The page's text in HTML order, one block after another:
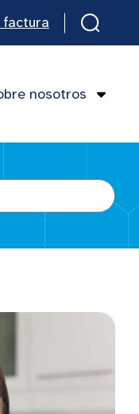
factura
nosotros